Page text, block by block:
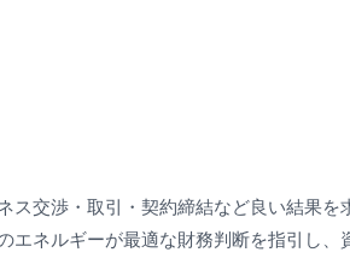
ス交渉・取引・契約締結など良い結果
ネルギーが最適な財務判断を指引し